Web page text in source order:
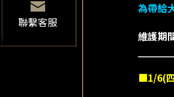
聯繫客服
為帶給
維護期
■1/6(